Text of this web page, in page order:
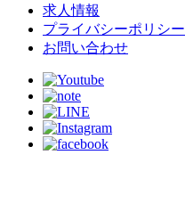
求人情報
プライバシーポリシー
お問い合わせ